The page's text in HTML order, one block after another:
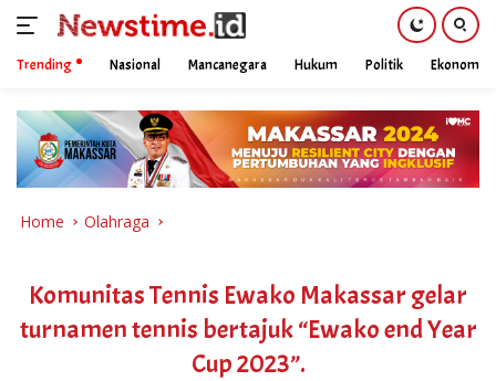
content
Trending Nasional Mancanegara Hukum Politik Ekonomi
Home Olahraga
Komunitas Tennis Ewako Makassar gelar
turnamen tennis bertajuk “Ewako end Year
Cup 2023”.